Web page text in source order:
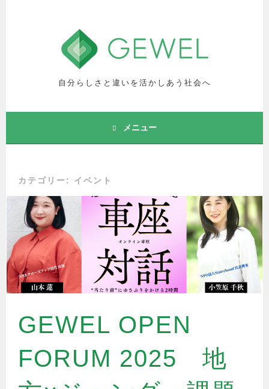
自分らしさと違いを活かしあう社会へ
メニュー
カテゴリー: イベント
GEWEL OPEN
FORUM 2025 地